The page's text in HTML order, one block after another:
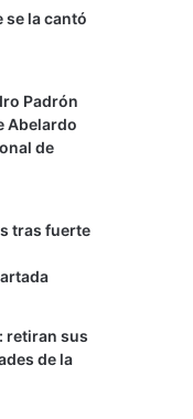
se la cantó
Padrón
Abelardo
de
tras fuerte
retiran sus
de la